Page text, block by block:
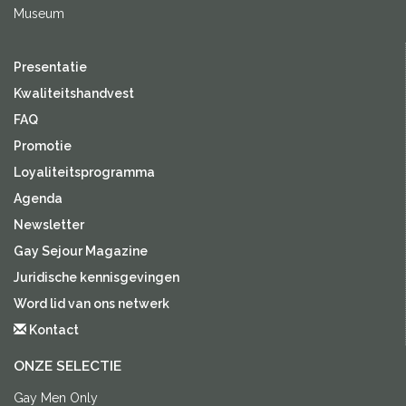
Museum
Presentatie
Kwaliteitshandvest
FAQ
Promotie
Loyaliteitsprogramma
Agenda
Newsletter
Gay Sejour Magazine
Juridische kennisgevingen
Word lid van ons netwerk
Kontact
ONZE SELECTIE
Gay Men Only